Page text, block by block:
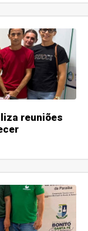
reuniões